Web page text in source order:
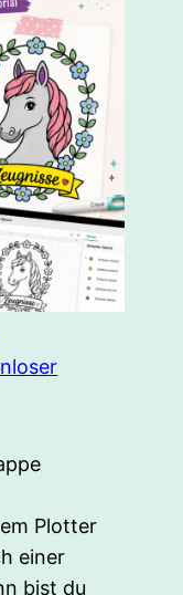
freistellen,
hochskalieren
&
mehr
Plotter
einer
bist du